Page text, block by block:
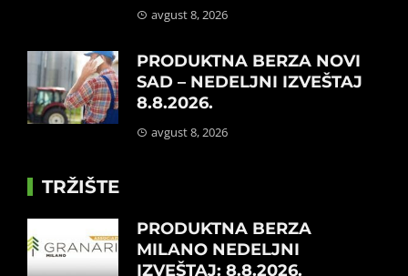
avgust 8, 2026
PRODUKTNA BERZA NOVI
SAD – NEDELJNI IZVEŠTAJ
8.8.2026.
avgust 8, 2026
TRŽIŠTE
PRODUKTNA BERZA
MILANO NEDELJNI
IZVEŠTAJ: 8.8.2026.